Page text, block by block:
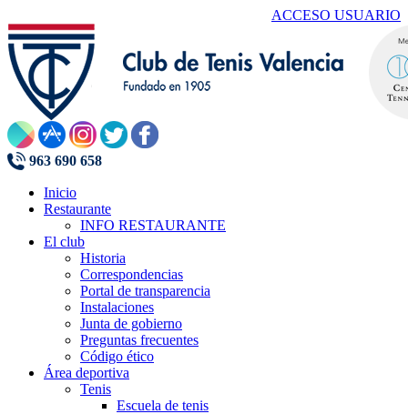
ACCESO USUARIO
963 690 658
Inicio
Restaurante
INFO RESTAURANTE
El club
Historia
Correspondencias
Portal de transparencia
Instalaciones
Junta de gobierno
Preguntas frecuentes
Código ético
Área deportiva
Tenis
Escuela de tenis